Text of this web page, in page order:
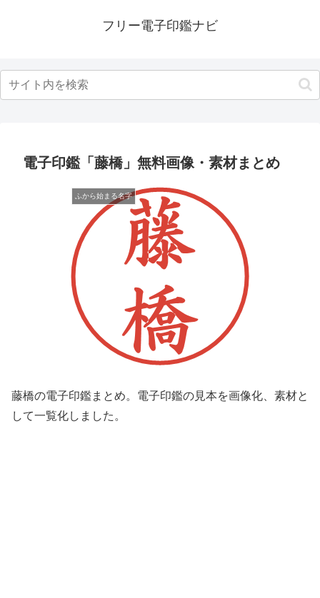
フリー電子印鑑ナビ
電子印鑑「藤橋」無料画像・素材まとめ
ふから始まる名字
藤橋の電子印鑑まとめ。電子印鑑の見本を画像化、素材と
して一覧化しました。